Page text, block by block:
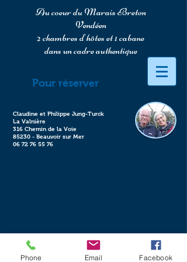
Au coeur du Marais Breton
Vendéen
2 chambres d'hôtes et 1 cabane
dans un cadre authentique
Pour réserver
Claudine et Philippe Jung-Turck
La Valnière
316 Chemin de la Voie
85230 - Beauvoir sur Mer
06 72 76 55 76
Phone Email Facebook